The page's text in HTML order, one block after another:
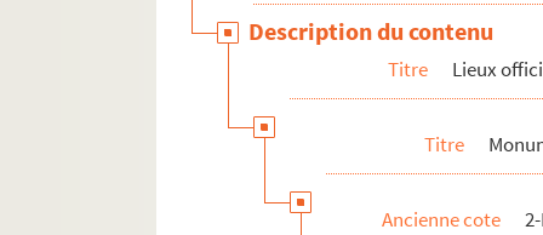
Description du contenu
Titre Lieux
Titre
Ancienne cote